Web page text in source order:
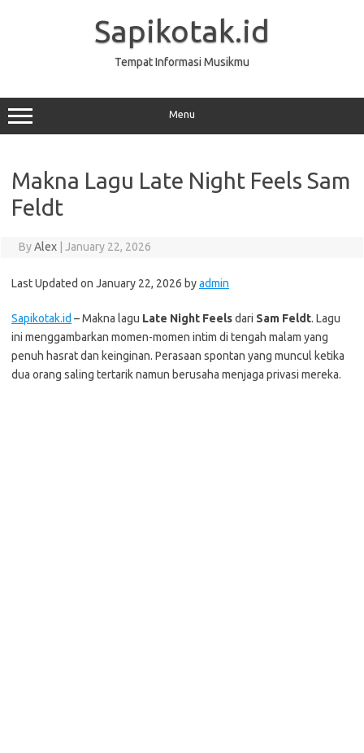
Sapikotak.id
Tempat Informasi Musikmu
Menu
Makna Lagu Late Night Feels Sam
Feldt
ByAlex January 22, 2026
Last Updated on January 22, 2026 byadmin
Sapikotak.id – Makna lagu Late Night Feelsdari Sam Feldt. Lagu
ini menggambarkan momen-momen intim di tengah malam yang
penuh hasrat dan keinginan. Perasaan spontan yang muncul ketika
dua orang saling tertarik namun berusaha menjaga privasi mereka.